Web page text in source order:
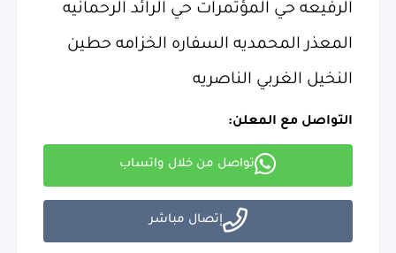
الرفيعه حي المؤتمرات حي الرائد الرحمانيه
المعذر المحمديه السفاره الخزامه حطين
النخيل الغربي الناصريه
التواصل مع المعلن:
تواصل من خلال واتساب
إتصال مباشر